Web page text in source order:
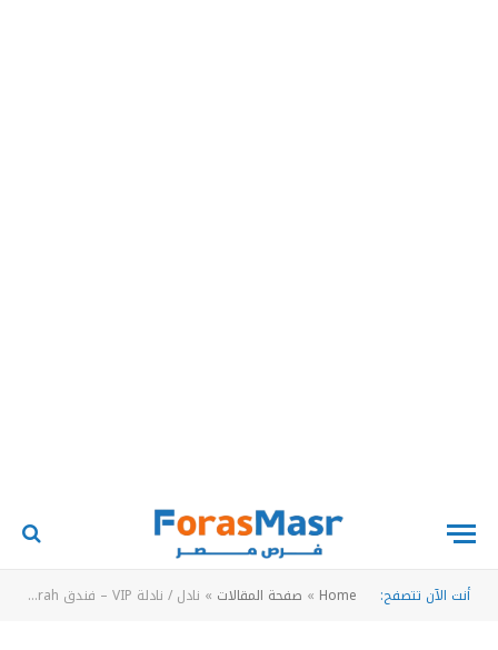
أنت الآن تتصفح: Home
» صفحة المقالات » نادل / نادلة VIP – فندق FIVE Palm Jumeirah – دبي